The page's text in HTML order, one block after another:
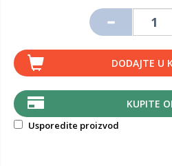
DODAJTE U
KUPITE
Usporedite proizvod